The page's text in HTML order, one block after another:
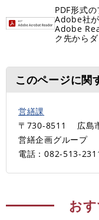
PDF形式
Adobe社
Adobe
ク先から
このページに関
営繕課
〒730-8511
広島
営繕企画グループ
電話：082-513-
お